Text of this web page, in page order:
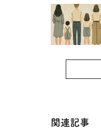
関連記事